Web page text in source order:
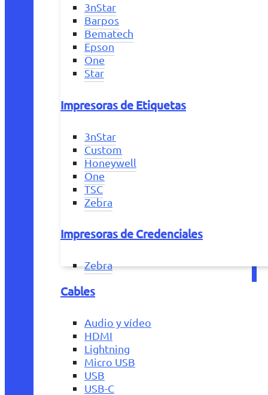
3nStar
Barpos
Bematech
Epson
One
Star
Impresoras de Etiquetas
3nStar
Custom
Honeywell
One
TSC
Zebra
Impresoras de Credenciales
Zebra
Cables
Audio y vídeo
HDMI
Lightning
Micro USB
USB
USB-C